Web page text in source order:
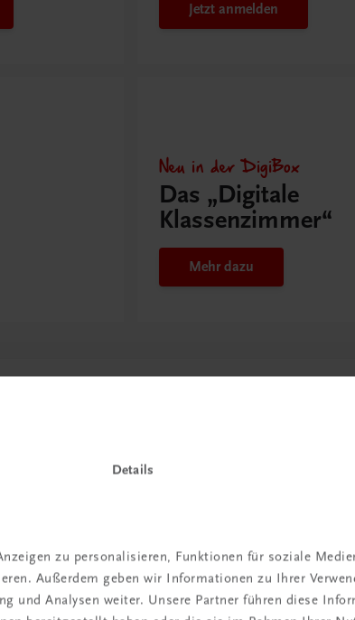
Details
zu personalisieren, Funktionen für soziale
Außerdem geben wir Informationen zu Ihrer
und Analysen weiter. Unsere Partner führen diese
Jetzt anmelden
Neu in der DigiBox
Das „Digitale
Klassenzimmer“
Mehr dazu